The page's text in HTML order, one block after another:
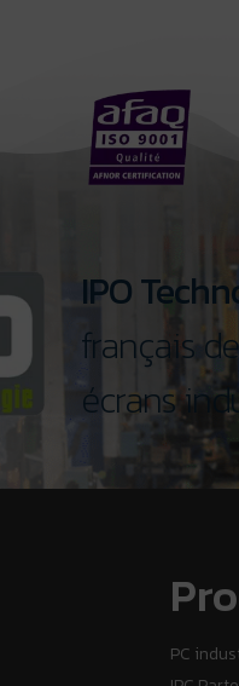
IPO
français
écrans
PC